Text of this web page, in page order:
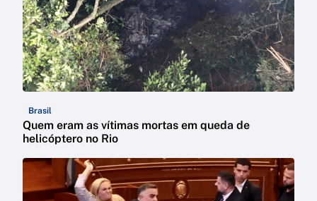
Brasil
Quem eram as vítimas mortas em queda de
helicóptero no Rio